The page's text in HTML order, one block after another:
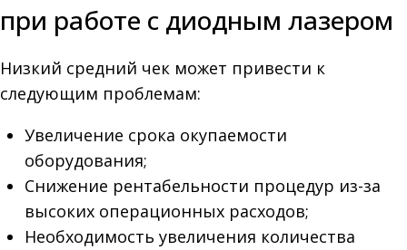
при работе с диодным лазером
Низкий средний чек может привести к
следующим проблемам:
Увеличение срока окупаемости
оборудования;
Снижение рентабельности процедур из-за
высоких операционных расходов;
Необходимость увеличения количества